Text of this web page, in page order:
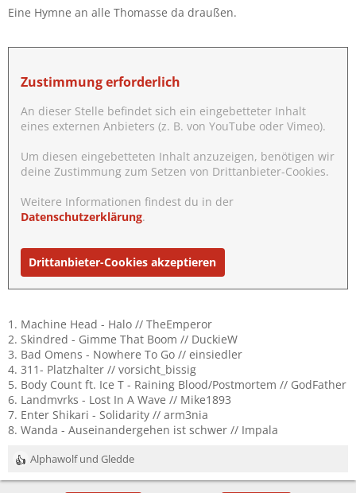
n
Eine Hymne an alle Thomasse da draußen.
Zustimmung erforderlich
An dieser Stelle befindet sich ein eingebetteter Inhalt
eines externen Anbieters (z. B. von YouTube oder Vimeo).
Um diesen eingebetteten Inhalt anzuzeigen, benötigen wir
deine Zustimmung zum Setzen von Drittanbieter-Cookies.
Weitere Informationen findest du in der
Datenschutzerklärung.
Drittanbieter-Cookies akzeptieren
1. Machine Head - Halo // TheEmperor
2. Skindred - Gimme That Boom // DuckieW
3. Bad Omens - Nowhere To Go // einsiedler
4. 311- Platzhalter // vorsicht_bissig
5. Body Count ft. Ice T - Raining Blood/Postmortem // GodFather
6. Landmvrks - Lost In A Wave // Mike1893
7. Enter Shikari - Solidarity // arm3nia
8. Wanda - Auseinandergehen ist schwer // Impala
R
e
Alphawolfund Gledde